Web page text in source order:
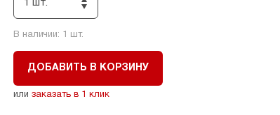
1 шт.
В наличии: 1 шт.
ДОБАВИТЬ В КОРЗИНУ
или заказать в 1 клик